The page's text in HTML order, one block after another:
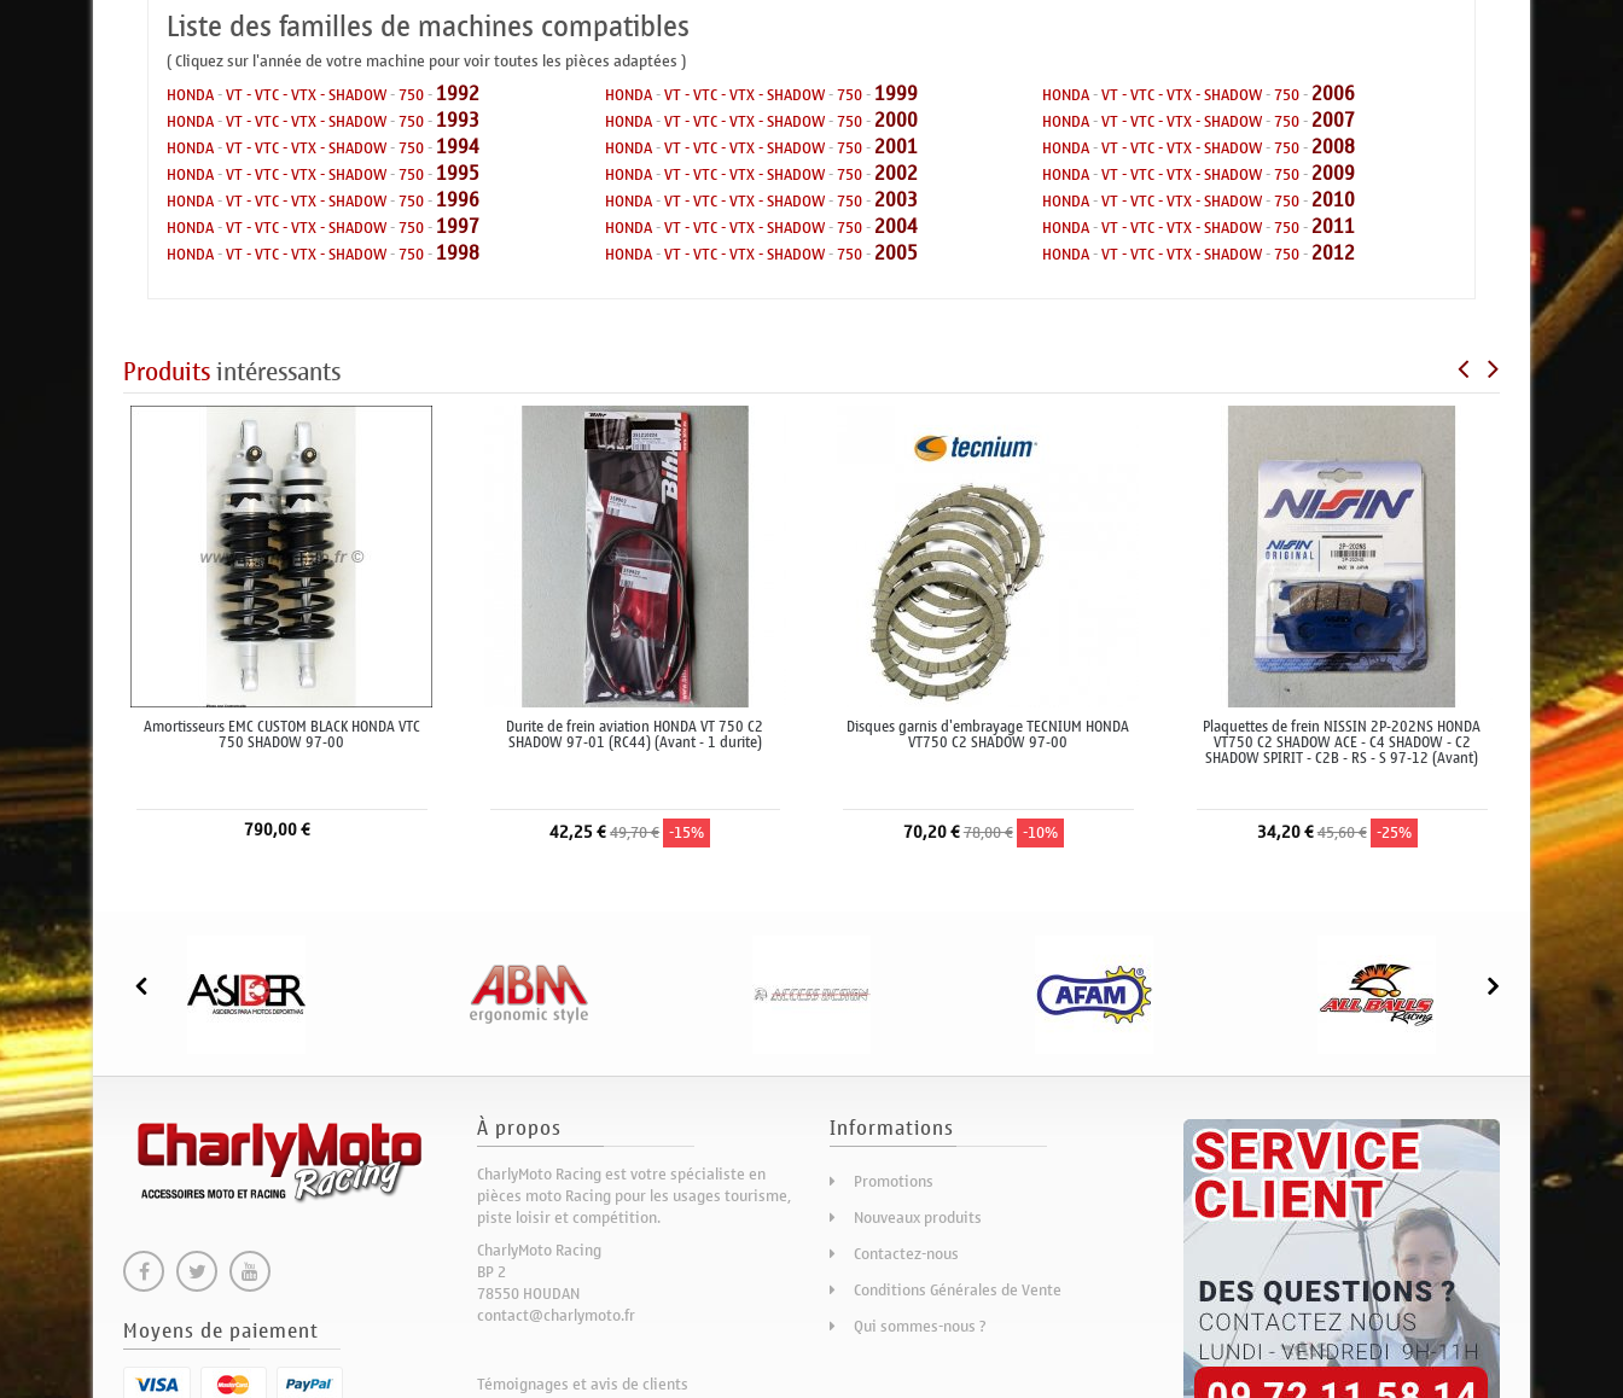
Liste des familles de machines compatibles
( Cliquez sur l'année de votre machine pour voir toutes les pièces adaptées )
HONDA-VT - VTC - VTX - SHADOW-750-1992
HONDA-VT - VTC - VTX - SHADOW-750-1993
HONDA-VT - VTC - VTX - SHADOW-750-1994
HONDA-VT - VTC - VTX - SHADOW-750-1995
HONDA-VT - VTC - VTX - SHADOW-750-1996
HONDA-VT - VTC - VTX - SHADOW-750-1997
HONDA-VT - VTC - VTX - SHADOW-750-1998
HONDA-VT - VTC - VTX - SHADOW-750-1999
HONDA-VT - VTC - VTX - SHADOW-750-2000
HONDA-VT - VTC - VTX - SHADOW-750-2001
HONDA-VT - VTC - VTX - SHADOW-750-2002
HONDA-VT - VTC - VTX - SHADOW-750-2003
HONDA-VT - VTC - VTX - SHADOW-750-2004
HONDA-VT - VTC - VTX - SHADOW-750-2005
HONDA-VT - VTC - VTX - SHADOW-750-2006
HONDA-VT - VTC - VTX - SHADOW-750-2007
HONDA-VT - VTC - VTX - SHADOW-750-2008
HONDA-VT - VTC - VTX - SHADOW-750-2009
HONDA-VT - VTC - VTX - SHADOW-750-2010
HONDA-VT - VTC - VTX - SHADOW-750-2011
HONDA-VT - VTC - VTX - SHADOW-750-2012
Produitsintéressants
Amortisseurs EMC CUSTOM BLACK HONDA VTC
750 SHADOW 97-00
790,00 €
Durite de frein aviation HONDA VT 750 C2
SHADOW 97-01 (RC44) (Avant - 1 durite)
42,25 €49,70 € -15%
Disques garnis d'embrayage TECNIUM HONDA
VT750 C2 SHADOW 97-00
70,20 €78,00 € -10%
Plaquettes de frein NISSIN 2P-202NS HONDA
VT750 C2 SHADOW ACE - C4 SHADOW - C2
SHADOW SPIRIT - C2B - RS - S 97-12 (Avant)
34,20 €45,60 € -25%
Moyens de paiement
À propos
CharlyMoto Racing est votre spécialiste en
pièces moto Racing pour les usages tourisme,
piste loisir et compétition.
CharlyMoto Racing
BP 2
78550 HOUDAN
contact@charlymoto.fr
Témoignages et avis de clients
Informations
Promotions
Nouveaux produits
Contactez-nous
Conditions Générales de Vente
Qui sommes-nous ?